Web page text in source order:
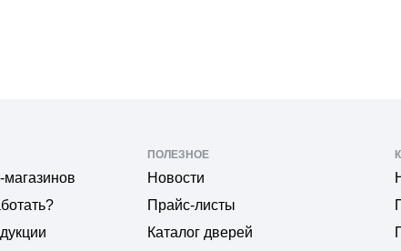
магазинов
ПОЛЕЗНОЕ
Новости
Прайс-листы
Каталог дверей